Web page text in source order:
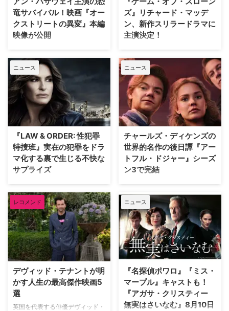
ード』出演者が参加 2000年の
「天使と悪魔」を皮切りに、
「ダ・ヴィンチ・コード」「ロス
ト・シンボル」「インフェルノ」
作が出版され …
アムなオンライン体験の申込受付
が開始となった。 パリが舞台の
ドラマで主人公たちが歩いた景色
を、リアルタイムで堪能 8月5日
ーチャンネル倶楽部プレミアム」
は、ミステリーの世界を味わい尽
くすために誕生した特別 …
竜サバイバル！映画『オー
クストリートの異変』本編
映像が公開
J.J.エイブラムスが製作プロデュ
ーサーを務め、アン・ハサウェ
イ、ユアン・マクレガーが共演す
る映画『オークストリートの異
変』の公開に先立ち、迫力満点な
新ビジュアルと、本編映像が公開
された。 アン・ハサウェイとユ
アン・マクレガーが恐竜から逃げ
惑う！緊迫の新ビジュアル ティ
ザー映像の公開時から、その正体
がほとんど明かされないミステリ
アスな世界観で映画ファンの注目
を集めていた本作。続く本予告で
して、平穏に暮らしていた“普通
の家族”がどのように逃げ延びる
かを描いていることが明らかとな
…
ズ』リチャード・マッデ
ン、新作スリラードラマに
主演決定！
大ヒットドラマ『ゲーム・オブ・
スローンズ』のロブ・スターク役
でブレイクしたリチャード・マッ
デンが、新作スリラードラマ
『Trauma（原題）』に主演する
ことが分かった。米Varietyが伝
えている。 『ダイ・ハード』
×『ER』！？医療アクションドラ
マ 『Trauma』は、テロリストが
ロンドンの病院を占拠し、手術中
の首相を人質に取るところからス
タート。元英国海兵隊の衛生兵
で、現在は救急外来の医師である
め、病院内を徐々に制圧してい
く。力関係は次第に逆転 …
ニュース
『LAW & ORDER: 性犯罪
特捜班』実在の犯罪をドラ
マ化する裏で生じる不快な
サプライズ
ロングランヒットを誇る犯罪捜査
ドラマ『LAW & ORDER』シリー
ズ。本作の最大の魅力の一つは、
実際に起きた事件に着想を得たリ
アリティあふれるストーリー展開
にある。しかし、その裏側では、
自身の悲劇がドラマ化されること
を放送直前まで知らされない実在
サプライズ」に晒され続けている
というのだ。 実話事件を無断で
ドラマ化？ 1990年にNBCの旗艦
番組『LAW & ORDER』の脚本家
ニュース
チャールズ・ディケンズの
世界的名作の後日譚『アー
トフル・ドジャー』シーズ
ン3で完結
Disney+（ディズニープラス）で
最も視聴されたオーストラリア発
のオリジナル作品『アートフル・
ドジャー』が、シーズン3へ更新
されることが決定した。なお、同
シーズンが作品のファイナルシー
ズンとなる。 『アートフル・ド
ジャー』シーズン3で幕引きへ
ャールズ・ディケンズの名作小説
「オリバー・ツイスト」の15年後
となる1850年代のオーストラリ
アを舞台にした大ヒットドラマ。
レコメンド
デヴィッド・テナントが明
かす人生の最高傑作映画5
選
英国を代表する俳優デヴィッド・
ニュース
『名探偵ポワロ』『ミス・
マープル』キャストも！
『アガサ・クリスティー
無実はさいなむ』8月10日